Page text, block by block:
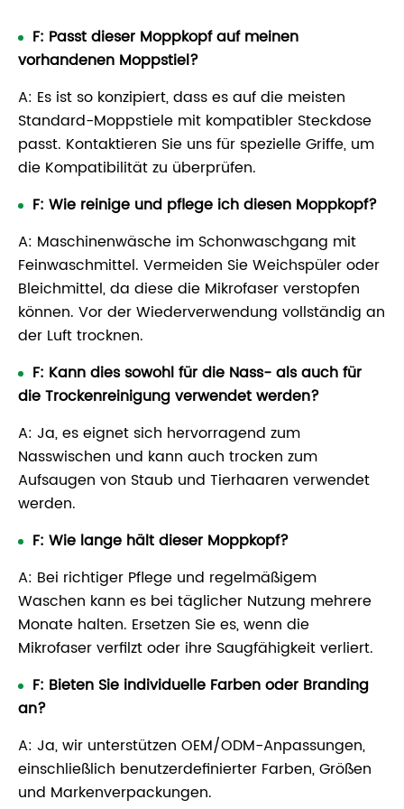
F: Passt dieser Moppkopf auf meinen
vorhandenen Moppstiel?
A: Es ist so konzipiert, dass es auf die meisten
Standard-Moppstiele mit kompatibler Steckdose
passt. Kontaktieren Sie uns für spezielle Griffe, um
die Kompatibilität zu überprüfen.
F: Wie reinige und pflege ich diesen Moppkopf?
A: Maschinenwäsche im Schonwaschgang mit
Feinwaschmittel. Vermeiden Sie Weichspüler oder
Bleichmittel, da diese die Mikrofaser verstopfen
können. Vor der Wiederverwendung vollständig an
der Luft trocknen.
F: Kann dies sowohl für die Nass- als auch für
die Trockenreinigung verwendet werden?
A: Ja, es eignet sich hervorragend zum
Nasswischen und kann auch trocken zum
Aufsaugen von Staub und Tierhaaren verwendet
werden.
F: Wie lange hält dieser Moppkopf?
A: Bei richtiger Pflege und regelmäßigem
Waschen kann es bei täglicher Nutzung mehrere
Monate halten. Ersetzen Sie es, wenn die
Mikrofaser verfilzt oder ihre Saugfähigkeit verliert.
F: Bieten Sie individuelle Farben oder Branding
an?
A: Ja, wir unterstützen OEM/ODM-Anpassungen,
einschließlich benutzerdefinierter Farben, Größen
und Markenverpackungen.